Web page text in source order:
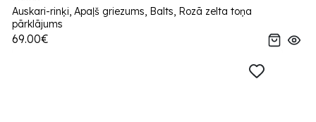
Auskari-rinķi, Apaļš griezums, Balts, Rozā zelta toņa
pārklājums
69.00€